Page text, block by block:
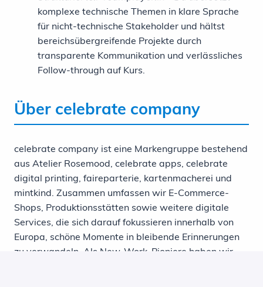
komplexe technische Themen in klare Sprache
für nicht-technische Stakeholder und hältst
bereichsübergreifende Projekte durch
transparente Kommunikation und verlässliches
Follow-through auf Kurs.
Über celebrate company
celebrate company ist eine Markengruppe bestehend
aus Atelier Rosemood, celebrate apps, celebrate
digital printing, faireparterie, kartenmacherei und
mintkind. Zusammen umfassen wir E-Commerce-
Shops, Produktionsstätten sowie weitere digitale
Services, die sich darauf fokussieren innerhalb von
Europa, schöne Momente in bleibende Erinnerungen
zu verwandeln. Als New-Work-Pioniere haben wir